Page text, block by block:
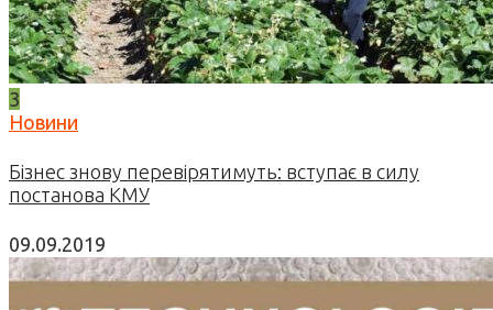
3
Новини
Бізнес знову перевірятимуть: вступає в силу
постанова КМУ
09.09.2019